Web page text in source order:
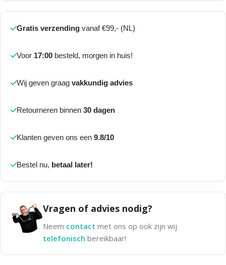
Gratis verzending vanaf €99,- (NL)
Voor 17:00 besteld, morgen in huis!
Wij geven graag vakkundig advies
Retourneren binnen 30 dagen
Klanten geven ons een 9.8/10
Bestel nu, betaal later!
Vragen of advies nodig?
Neem contact met ons op ook zijn wij
telefonisch bereikbaar!